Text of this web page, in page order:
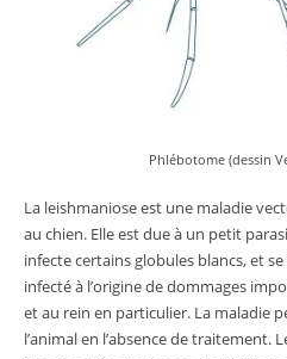
Phlébotome (dessin
La leishmaniose est une maladie
au chien. Elle est due à un petit
infecte certains globules blancs, et
infecté à l’origine de dommages
et au rein en particulier. La maladie
l’animal en l’absence de traitement.